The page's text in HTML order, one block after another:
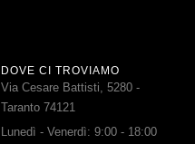
DOVE CI TROVIAMO
Via Cesare Battisti, 5280 -
Taranto 74121
Lunedì - Venerdì: 9:00 - 18:00